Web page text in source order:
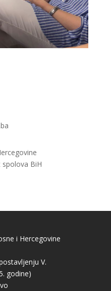
BiH
i Hercegovine
V.
godine)